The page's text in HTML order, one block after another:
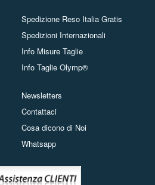
Spedizione Reso Italia Gratis
Spedizioni Internazionali
Info Misure Taglie
Info Taglie Olymp®
Newsletters
Contattaci
Cosa dicono di Noi
Whatsapp